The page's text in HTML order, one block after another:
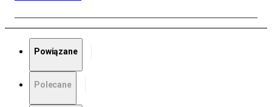
Powiązane
Polecane